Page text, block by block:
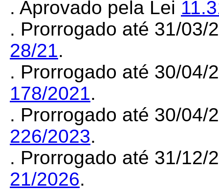
. Aprovado pela Lei
. Prorrogado até 31/03/
28/21.
. Prorrogado até 30/04/
178/2021.
. Prorrogado até 30/04/
226/2023.
. Prorrogado até 31/12/
21/2026.